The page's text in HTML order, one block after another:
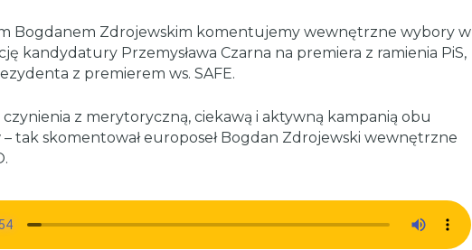
Bogdanem Zdrojewskim komentujemy wewnętrzne wybory w
kandydatury Przemysława Czarna na premiera z ramienia PiS,
z premierem ws. SAFE.
czynienia z merytoryczną, ciekawą i aktywną kampanią obu
tak skomentował europoseł Bogdan Zdrojewski wewnętrzne